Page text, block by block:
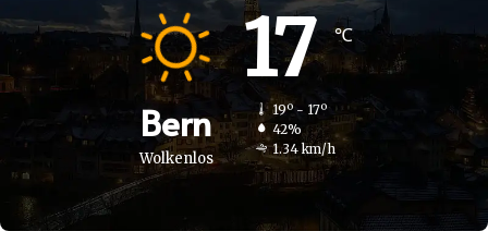
Bern
Wolkenlos
17℃
19º - 17º
42%
1.34 km/h